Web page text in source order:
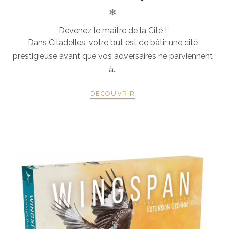
✻
Devenez le maître de la Cité !
Dans Citadelles, votre but est de bâtir une cité
prestigieuse avant que vos adversaires ne parviennent
à..
DÉCOUVRIR